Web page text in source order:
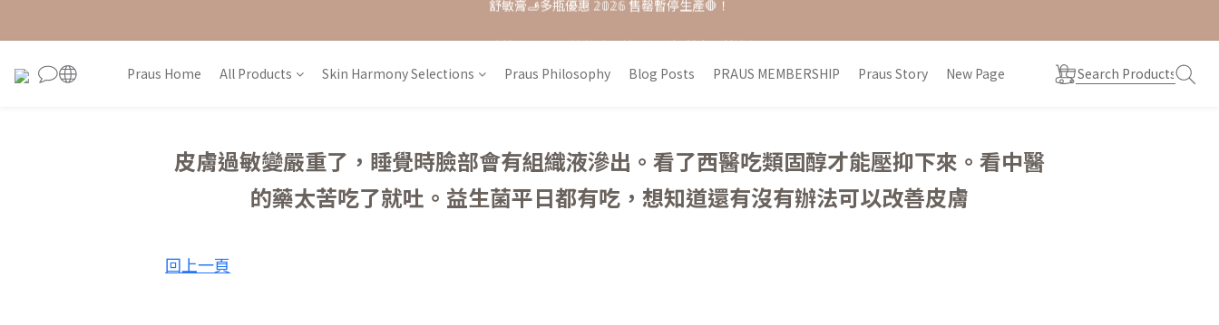
Praus Home All Products Skin Harmony Selections Praus Philosophy Blog Posts PRAUS MEMBERSHIP Praus Story New Page
皮膚過敏變嚴重了，睡覺時臉部會有組織液滲出。看了西醫吃類固醇才能壓抑下來。看中醫
的藥太苦吃了就吐。益生菌平日都有吃，想知道還有沒有辦法可以改善皮膚
回上一頁